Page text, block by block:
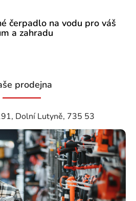
čerpadlo na vodu pro váš
a zahradu
prodejna
Dolní Lutyně, 735 53